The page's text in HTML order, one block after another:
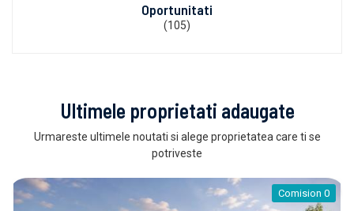
Oportunitati
(105)
Ultimele proprietati adaugate
Urmareste ultimele noutati si alege proprietatea care ti se
potriveste
Comision 0